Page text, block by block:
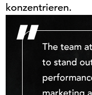
konzentrieren.